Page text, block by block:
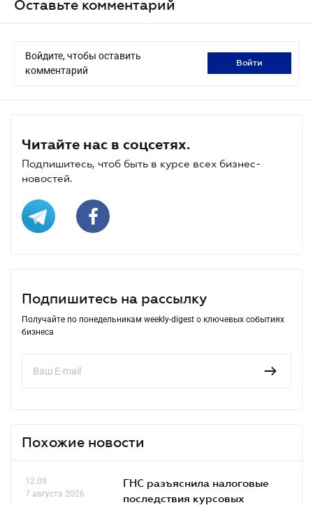
Оставьте комментарий
Войдите, чтобы оставить
комментарий
войти
Читайте нас в соцсетях.
Подпишитесь, чтоб быть в курсе всех бизнес-
новостей.
Подпишитесь на рассылку
Получайте по понедельникам weekly-digest о ключевых событиях
бизнеса
Похожие новости
12.09
7 августа 2026
ГНС разъяснила налоговые
последствия курсовых